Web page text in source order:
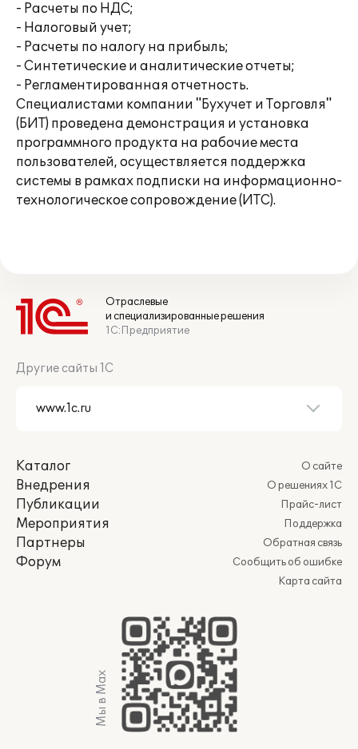
- Расчеты по НДС;
- Налоговый учет;
- Расчеты по налогу на прибыль;
- Синтетические и аналитические отчеты;
- Регламентированная отчетность.
Специалистами компании "Бухучет и Торговля"
(БИТ) проведена демонстрация и установка
программного продукта на рабочие места
пользователей, осуществляется поддержка
системы в рамках подписки на информационно-
технологическое сопровождение (ИТС).
Отраслевые
и специализированные решения
1С:Предприятие
Другие сайты 1С
Каталог
Внедрения
Публикации
Мероприятия
Партнеры
Форум
О сайте
О решениях 1С
Прайс-лист
Поддержка
Обратная связь
Сообщить об ошибке
Карта сайта
Мы в Max